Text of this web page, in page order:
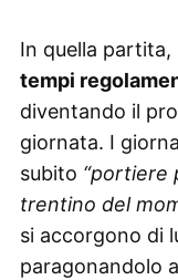
In quella partita,
tempi
diventando il
giornata. I
subito “portiere
trentino del
si accorgono di
paragonandolo